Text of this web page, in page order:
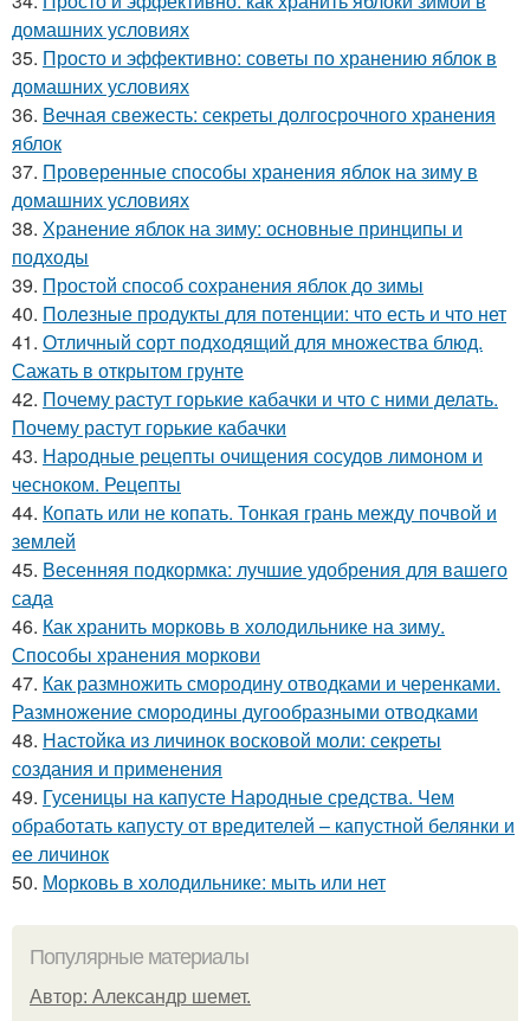
домашних условиях
35. Просто и эффективно: советы по хранению яблок в
домашних условиях
36. Вечная свежесть: секреты долгосрочного хранения
яблок
37. Проверенные способы хранения яблок на зиму в
домашних условиях
38. Хранение яблок на зиму: основные принципы и
подходы
39. Простой способ сохранения яблок до зимы
40. Полезные продукты для потенции: что есть и что нет
41. Отличный сорт подходящий для множества блюд.
Сажать в открытом грунте
42. Почему растут горькие кабачки и что с ними делать.
Почему растут горькие кабачки
43. Народные рецепты очищения сосудов лимоном и
чесноком. Рецепты
44. Копать или не копать. Тонкая грань между почвой и
землей
45. Весенняя подкормка: лучшие удобрения для вашего
сада
46. Как хранить морковь в холодильнике на зиму.
Способы хранения моркови
47. Как размножить смородину отводками и черенками.
Размножение смородины дугообразными отводками
48. Настойка из личинок восковой моли: секреты
создания и применения
49. Гусеницы на капусте Народные средства. Чем
обработать капусту от вредителей – капустной белянки и
ее личинок
50. Морковь в холодильнике: мыть или нет
Популярные материалы
Автор: Александр шемет.